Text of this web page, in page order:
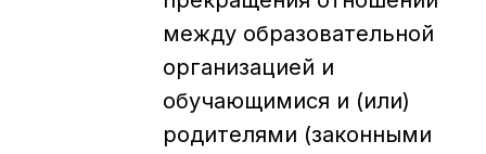
между образовательной
организацией и
обучающимися и (или)
родителями (законными